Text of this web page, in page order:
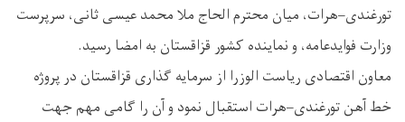
تورغندی–هرات، میان محترم الحاج ملا محمد عیسی ثانی، سرپرست
وزارت فوایدعامه، و نماینده کشور قزاقستان به امضا رسید.
معاون اقتصادی ریاست‌ الوزرا از سرمایه ‌گذاری قزاقستان در پروژه
خط آهن تورغندی–هرات استقبال نمود و آن را گامی مهم جهت